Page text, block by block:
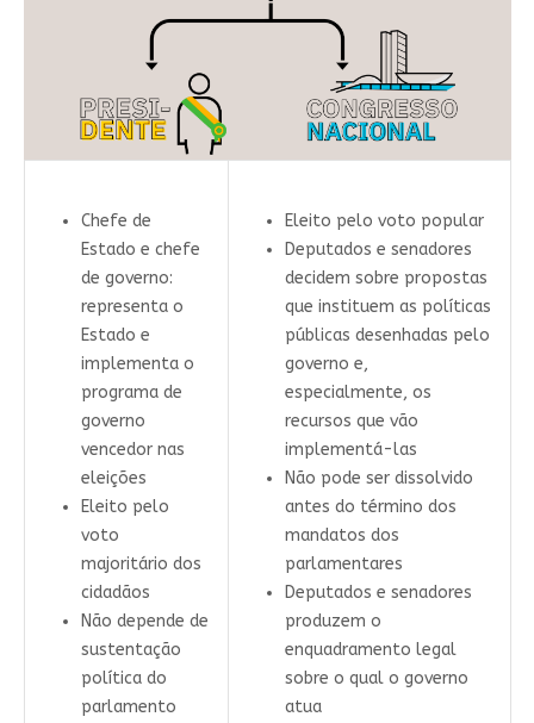
Chefe de
Estado e chefe
de governo:
representa o
Estado e
implementa o
programa de
governo
vencedor nas
eleições
Eleito pelo
voto
majoritário dos
cidadãos
Não depende de
sustentação
política do
parlamento
Eleito pelo voto popular
Deputados e senadores
decidem sobre propostas
que instituem as políticas
públicas desenhadas pelo
governo e,
especialmente, os
recursos que vão
implementá-las
Não pode ser dissolvido
antes do término dos
mandatos dos
parlamentares
Deputados e senadores
produzem o
enquadramento legal
sobre o qual o governo
atua